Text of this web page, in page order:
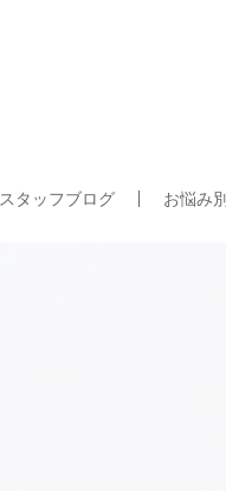
スタッフブログ お悩み